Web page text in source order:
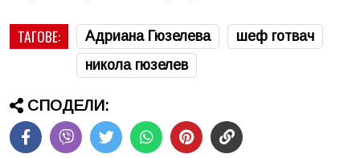
ТАГОВЕ: Адриана Гюзелева
шеф готвач
никола гюзелев
СПОДЕЛИ: